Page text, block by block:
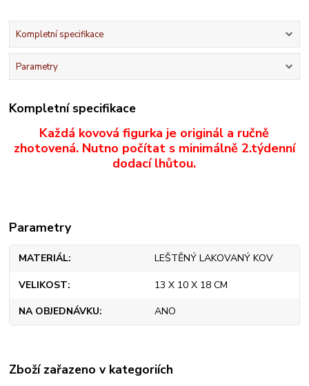
Kompletní specifikace
Parametry
Kompletní specifikace
Každá kovová figurka je originál a ručně
zhotovená. Nutno počítat s minimálně 2.týdenní
dodací lhůtou.
Parametry
MATERIÁL LEŠTĚNÝ LAKOVANÝ KOV
VELIKOST 13 X 10 X 18 CM
NA OBJEDNÁVKU ANO
Zboží zařazeno v kategoriích